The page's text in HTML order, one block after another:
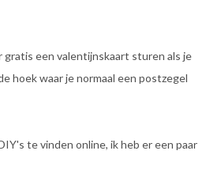
gratis een valentijnskaart sturen als je
hoek waar je normaal een postzegel
te vinden online, ik heb er een paar